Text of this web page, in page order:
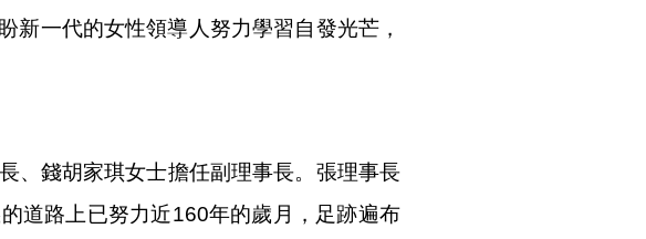
新一代的女性領導人努力學習自發光芒，
、錢胡家琪女士擔任副理事長。張理事長
道路上已努力近160年的歲月，足跡遍布